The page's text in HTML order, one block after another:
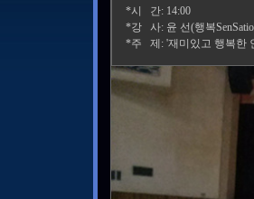
*시 간: 14:00
*강 사: 윤 선(행복
*주 제: '재미있고 행복한